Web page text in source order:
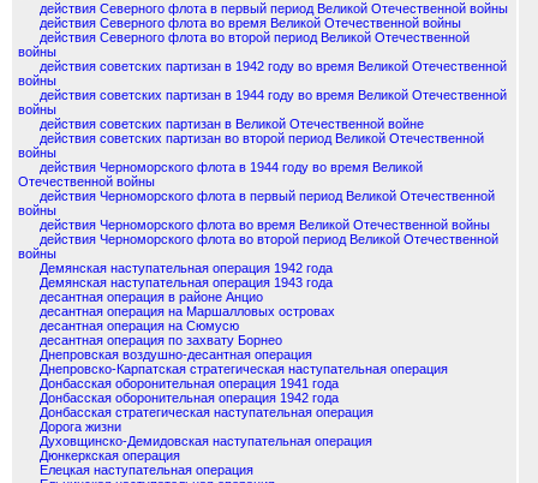
действия Северного флота в первый период Великой Отечественной войны
действия Северного флота во время Великой Отечественной войны
действия Северного флота во второй период Великой Отечественной
войны
действия советских партизан в 1942 году во время Великой Отечественной
войны
действия советских партизан в 1944 году во время Великой Отечественной
войны
действия советских партизан в Великой Отечественной войне
действия советских партизан во второй период Великой Отечественной
войны
действия Черноморского флота в 1944 году во время Великой
Отечественной войны
действия Черноморского флота в первый период Великой Отечественной
войны
действия Черноморского флота во время Великой Отечественной войны
действия Черноморского флота во второй период Великой Отечественной
войны
Демянская наступательная операция 1942 года
Демянская наступательная операция 1943 года
десантная операция в районе Анцио
десантная операция на Маршалловых островах
десантная операция на Сюмусю
десантная операция по захвату Борнео
Днепровская воздушно-десантная операция
Днепровско-Карпатская стратегическая наступательная операция
Донбасская оборонительная операция 1941 года
Донбасская оборонительная операция 1942 года
Донбасская стратегическая наступательная операция
Дорога жизни
Духовщинско-Демидовская наступательная операция
Дюнкеркская операция
Елецкая наступательная операция